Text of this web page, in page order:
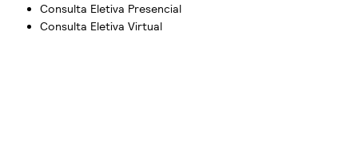
Consulta Eletiva Presencial
Consulta Eletiva Virtual